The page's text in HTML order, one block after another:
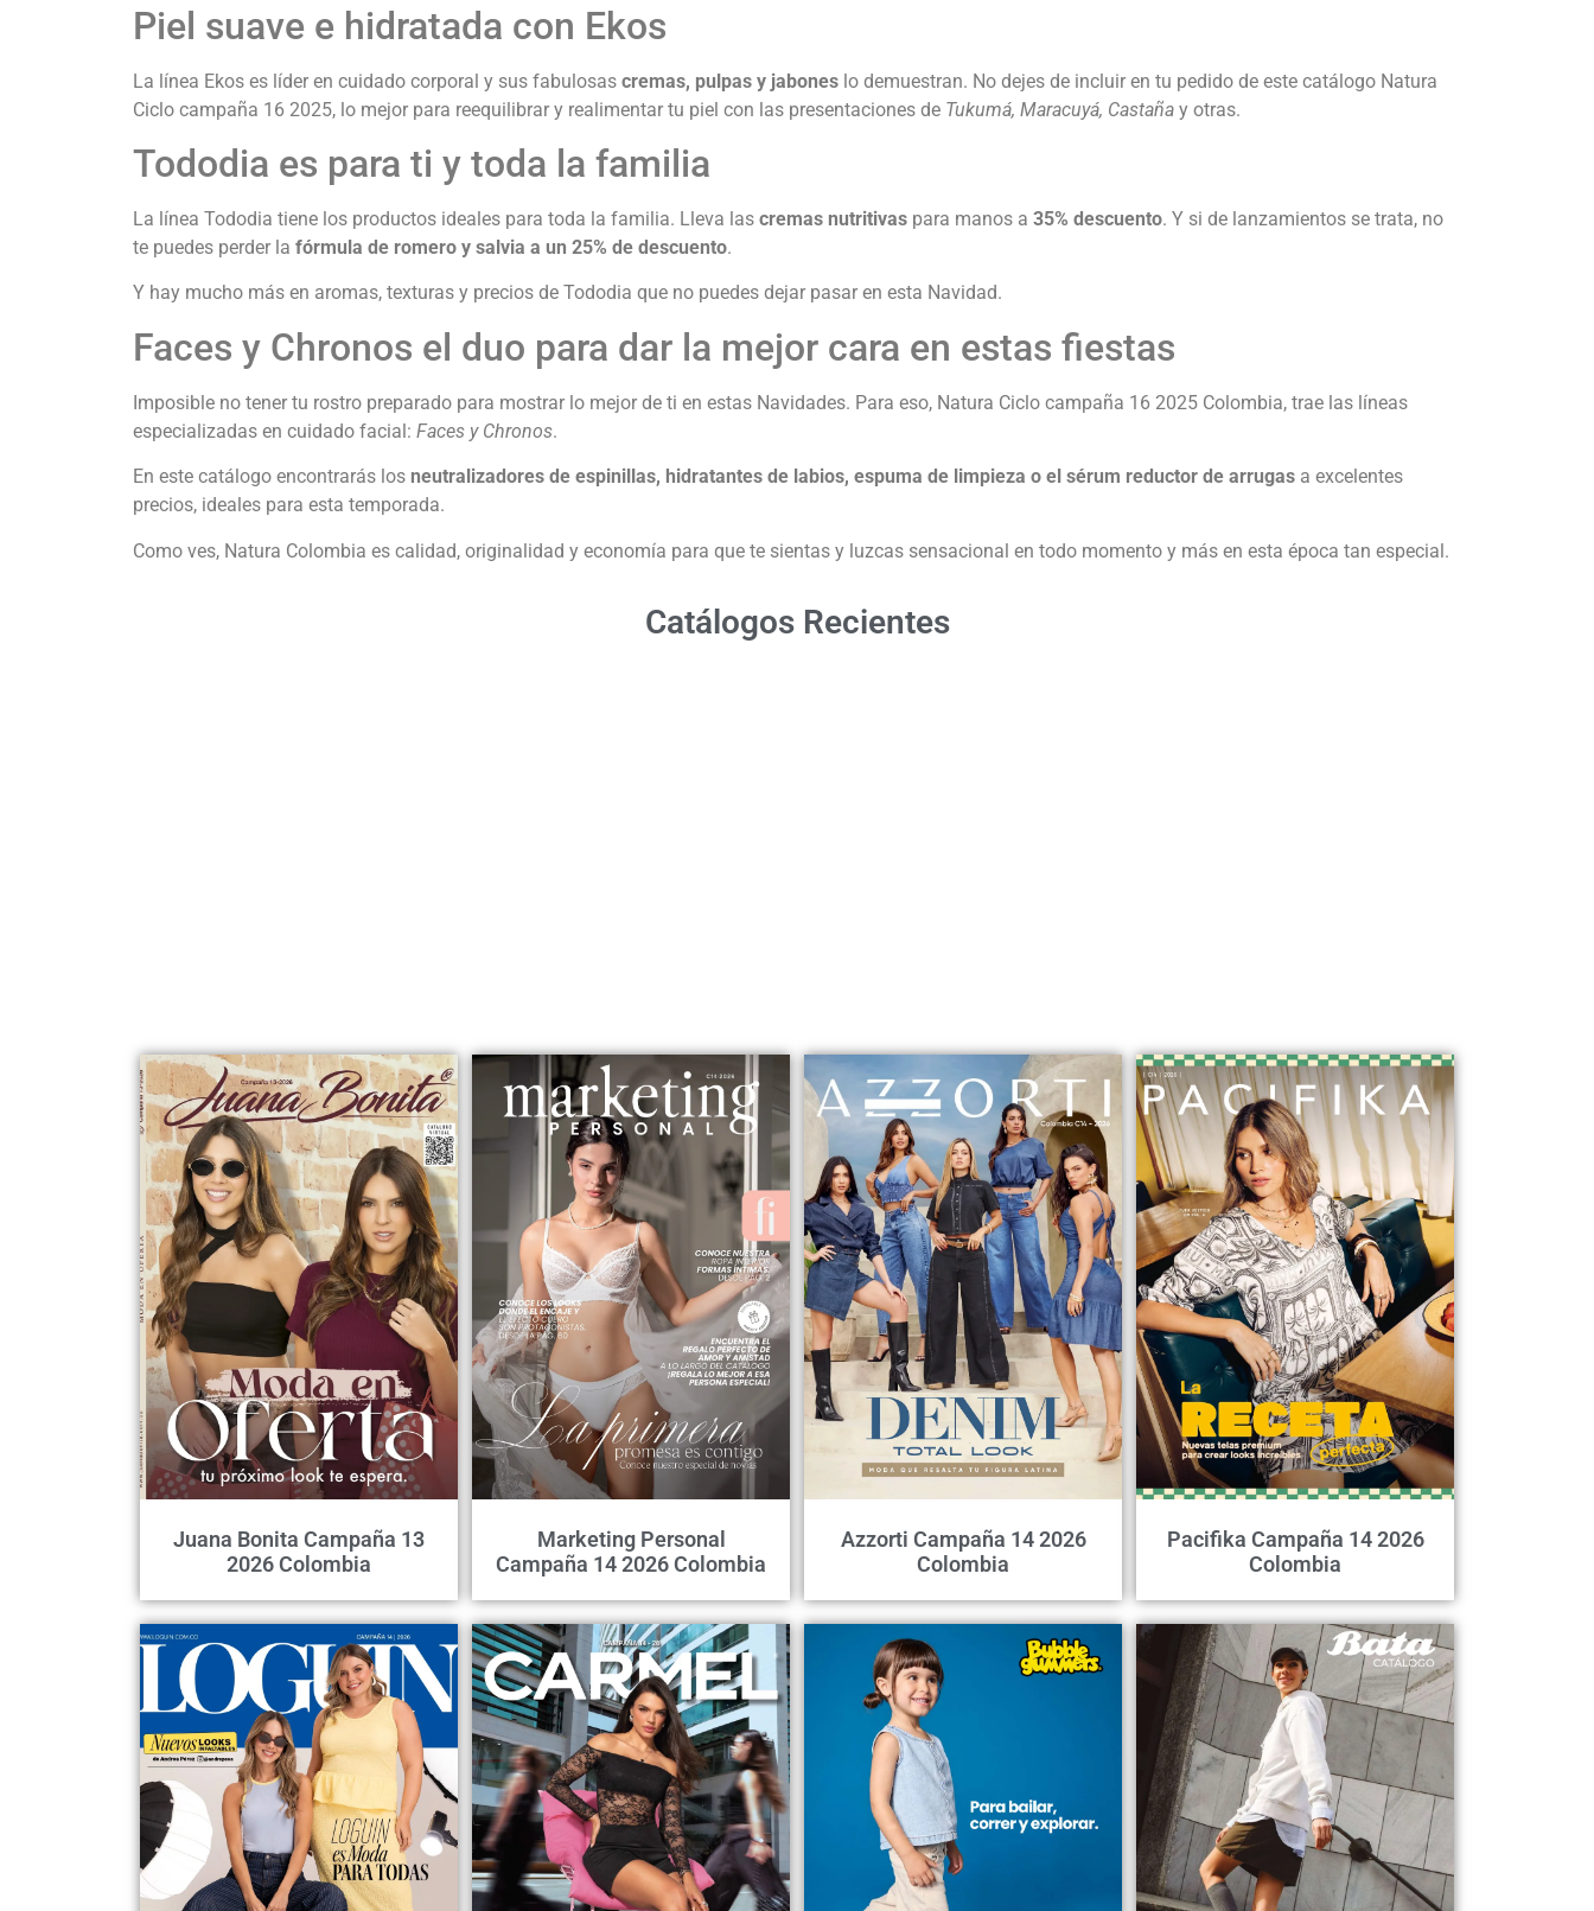
Piel suave e hidratada con Ekos
La línea Ekos es líder en cuidado corporal y sus fabulosas cremas, pulpas y jabones lo demuestran. No dejes de incluir en tu pedido de este catálogo Natura
Ciclo campaña 16 2025, lo mejor para reequilibrar y realimentar tu piel con las presentaciones de Tukumá, Maracuyá, Castaña y otras.
Tododia es para ti y toda la familia
La línea Tododia tiene los productos ideales para toda la familia. Lleva las cremas nutritivas para manos a 35% descuento. Y si de lanzamientos se trata, no
te puedes perder la fórmula de romero y salvia a un 25% de descuento.
Y hay mucho más en aromas, texturas y precios de Tododia que no puedes dejar pasar en esta Navidad.
Faces y Chronos el duo para dar la mejor cara en estas fiestas
Imposible no tener tu rostro preparado para mostrar lo mejor de ti en estas Navidades. Para eso, Natura Ciclo campaña 16 2025 Colombia, trae las líneas
especializadas en cuidado facial: Faces y Chronos.
En este catálogo encontrarás los neutralizadores de espinillas, hidratantes de labios, espuma de limpieza o el sérum reductor de arrugas a excelentes
precios, ideales para esta temporada.
Como ves, Natura Colombia es calidad, originalidad y economía para que te sientas y luzcas sensacional en todo momento y más en esta época tan especial.
Catálogos Recientes
Juana Bonita Campaña 13
2026 Colombia
Marketing Personal
Campaña 14 2026 Colombia
Azzorti Campaña 14 2026
Colombia
Pacifika Campaña 14 2026
Colombia